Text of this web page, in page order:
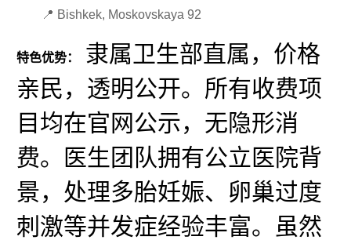
📍 Bishkek, Moskovskaya 92
特色优势：
隶属卫生部直属，价格
亲民，透明公开。所有收费项
目均在官网公示，无隐形消
费。医生团队拥有公立医院背
景，处理多胎妊娠、卵巢过度
刺激等并发症经验丰富。虽然